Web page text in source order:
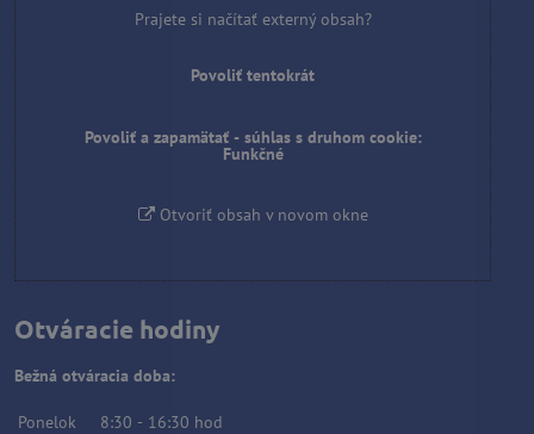
Prajete si načítať externý obsah?
Povoliť tentokrát
Povoliť a zapamätať - súhlas s druhom cookie:
Funkčné
Otvoriť obsah v novom okne
Otváracie hodiny
Bežná otváracia doba:
Ponelok 8:30 - 16:30 hod